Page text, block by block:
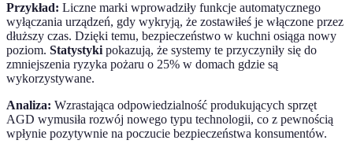
Przykład: Liczne marki wprowadziły funkcje automatycznego
wyłączania urządzeń, gdy wykryją, że zostawiłeś je włączone przez
dłuższy czas. Dzięki temu, bezpieczeństwo w kuchni osiąga nowy
poziom. Statystyki pokazują, że systemy te przyczyniły się do
zmniejszenia ryzyka pożaru o 25% w domach gdzie są
wykorzystywane.
Analiza: Wzrastająca odpowiedzialność produkujących sprzęt
AGD wymusiła rozwój nowego typu technologii, co z pewnością
wpłynie pozytywnie na poczucie bezpieczeństwa konsumentów.